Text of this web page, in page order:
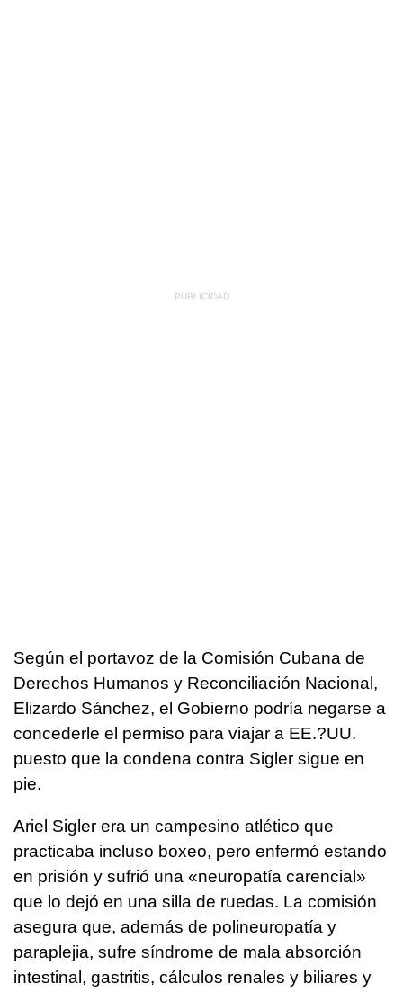
Según el portavoz de la Comisión Cubana de
Derechos Humanos y Reconciliación Nacional,
Elizardo Sánchez, el Gobierno podría negarse a
concederle el permiso para viajar a EE.?UU.
puesto que la condena contra Sigler sigue en
pie.
Ariel Sigler era un campesino atlético que
practicaba incluso boxeo, pero enfermó estando
en prisión y sufrió una «neuropatía carencial»
que lo dejó en una silla de ruedas. La comisión
asegura que, además de polineuropatía y
paraplejia, sufre síndrome de mala absorción
intestinal, gastritis, cálculos renales y biliares y